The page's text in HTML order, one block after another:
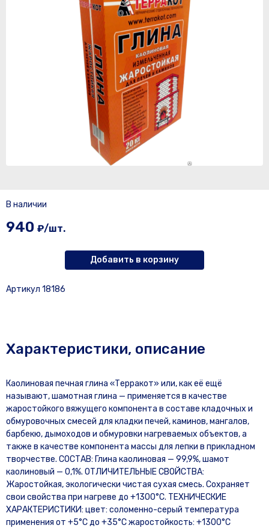
В наличии
940 ₽/шт.
Добавить в корзину
Артикул 18186
Характеристики, описание
Каолиновая печная глина «Терракот» или, как её ещё
называют, шамотная глина — применяется в качестве
жаростойкого вяжущего компонента в составе кладочных и
обмуровочных смесей для кладки печей, каминов, мангалов,
барбекю, дымоходов и обмуровки нагреваемых объектов, а
также в качестве компонента массы для лепки в прикладном
творчестве. СОСТАВ: Глина каолиновая — 99,9%, шамот
каолиновый — 0,1%. ОТЛИЧИТЕЛЬНЫЕ СВОЙСТВА:
Жаростойкая, экологически чистая сухая смесь. Сохраняет
свои свойства при нагреве до +1300°С. ТЕХНИЧЕСКИЕ
ХАРАКТЕРИСТИКИ: цвет: соломенно-серый температура
применения от +5°С до +35°С жаростойкость: +1300°С